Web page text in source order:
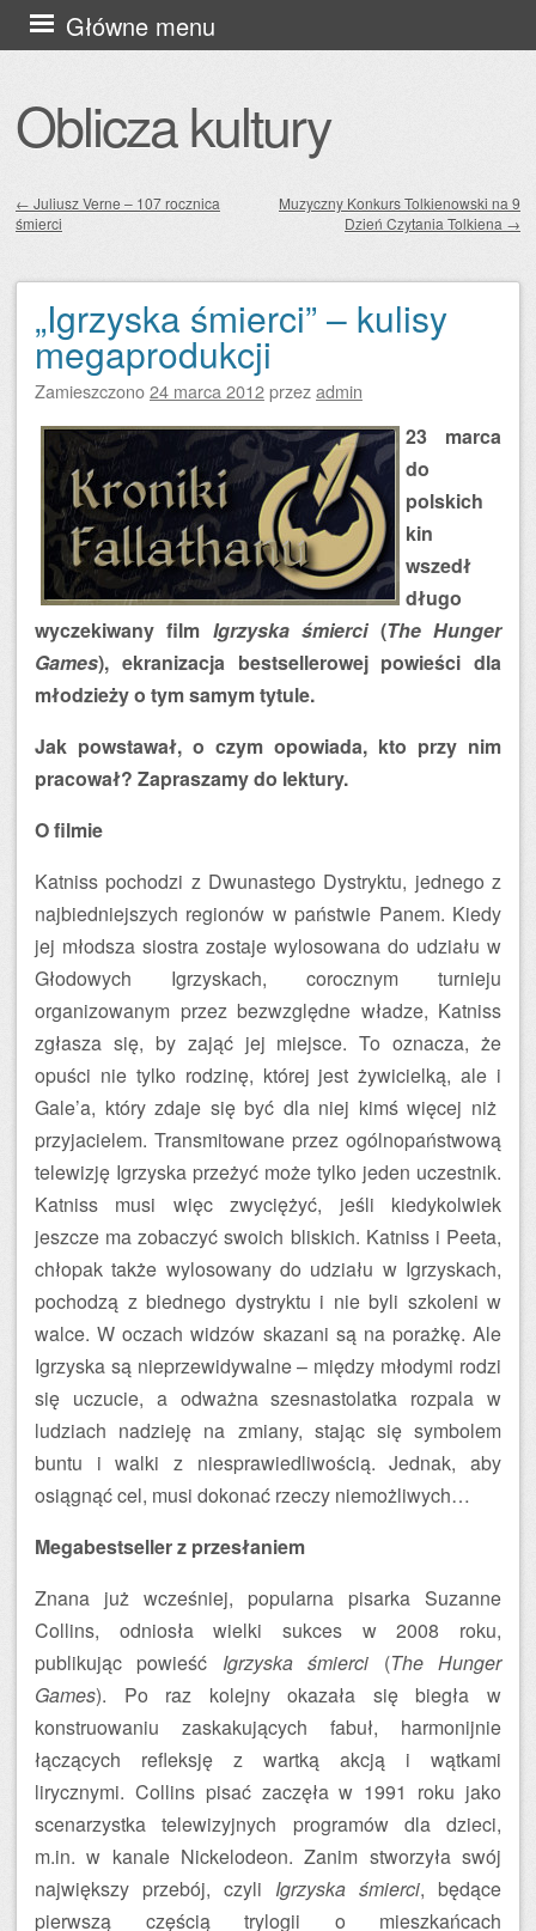
Oblicza kultury
Główne menu
Przejdź
do
Zobacz wpisy
← Juliusz Verne – 107 rocznica
śmierci
Muzyczny Konkurs Tolkienowski na 9
Dzień Czytania Tolkiena →
„Igrzyska śmierci” – kulisy
megaprodukcji
Zamieszczono24 marca 2012przezadmin
23 marca
do
polskich
kin
wszedł
długo
wyczekiwany film Igrzyska śmierci(The Hunger
Games), ekranizacja bestsellerowej powieści dla
młodzieży o tym samym tytule.
Jak powstawał, o czym opowiada, kto przy nim
pracował? Zapraszamy do lektury.
O filmie
Katniss pochodzi z Dwunastego Dystryktu, jednego z
najbiedniejszych regionów w państwie Panem. Kiedy
jej młodsza siostra zostaje wylosowana do udziału w
Głodowych Igrzyskach, corocznym turnieju
organizowanym przez bezwzględne władze, Katniss
zgłasza się, by zająć jej miejsce. To oznacza, że
opuści nie tylko rodzinę, której jest żywicielką, ale i
Gale’a, który zdaje się być dla niej kimś więcej niż
przyjacielem. Transmitowane przez ogólnopaństwową
telewizję Igrzyska przeżyć może tylko jeden uczestnik.
Katniss musi więc zwyciężyć, jeśli kiedykolwiek
jeszcze ma zobaczyć swoich bliskich. Katniss i Peeta,
chłopak także wylosowany do udziału w Igrzyskach,
pochodzą z biednego dystryktu i nie byli szkoleni w
walce. W oczach widzów skazani są na porażkę. Ale
Igrzyska są nieprzewidywalne – między młodymi rodzi
się uczucie, a odważna szesnastolatka rozpala w
ludziach nadzieję na zmiany, stając się symbolem
buntu i walki z niesprawiedliwością. Jednak, aby
osiągnąć cel, musi dokonać rzeczy niemożliwych…
Megabestseller z przesłaniem
Znana już wcześniej, popularna pisarka Suzanne
Collins, odniosła wielki sukces w 2008 roku,
publikując powieść Igrzyska śmierci (The Hunger
Games). Po raz kolejny okazała się biegła w
konstruowaniu zaskakujących fabuł, harmonijnie
łączących refleksję z wartką akcją i wątkami
lirycznymi. Collins pisać zaczęła w 1991 roku jako
scenarzystka telewizyjnych programów dla dzieci,
m.in. w kanale Nickelodeon. Zanim stworzyła swój
największy przebój, czyli Igrzyska śmierci, będące
pierwszą częścią trylogii o mieszkańcach